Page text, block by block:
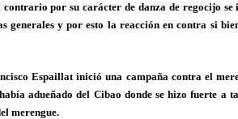
por su carácter de danza de regocijo
generales y por esto la reacción en contra si
Espaillat inició una campaña contra el
adueñado del Cibao donde se hizo fuerte a
merengue.